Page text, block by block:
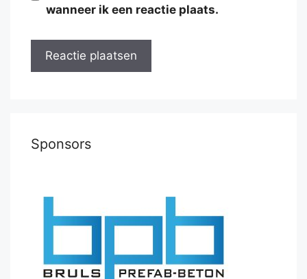
wanneer ik een reactie plaats.
Sponsors